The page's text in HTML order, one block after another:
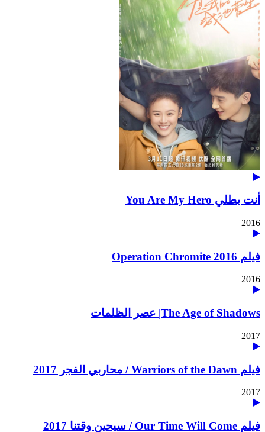
أنت بطلي You Are My Hero
2016
فيلم Operation Chromite 2016
2016
The Age of Shadows| عصر الظلمات
2017
فيلم Warriors of the Dawn / محاربي الفجر 2017
2017
فيلم Our Time Will Come / سيحين وقتنا 2017